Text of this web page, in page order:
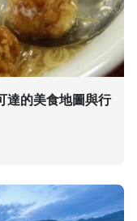
達的美食地圖與行